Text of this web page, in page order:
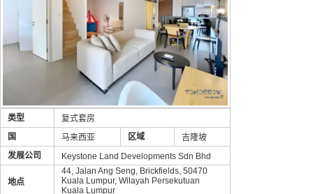
类型
复式套房
国
马来西亚 区域
吉隆坡
发展公司
Keystone Land Developments Sdn Bhd
地点
44, Jalan Ang Seng, Brickfields, 50470
Kuala Lumpur, Wilayah Persekutuan
Kuala Lumpur